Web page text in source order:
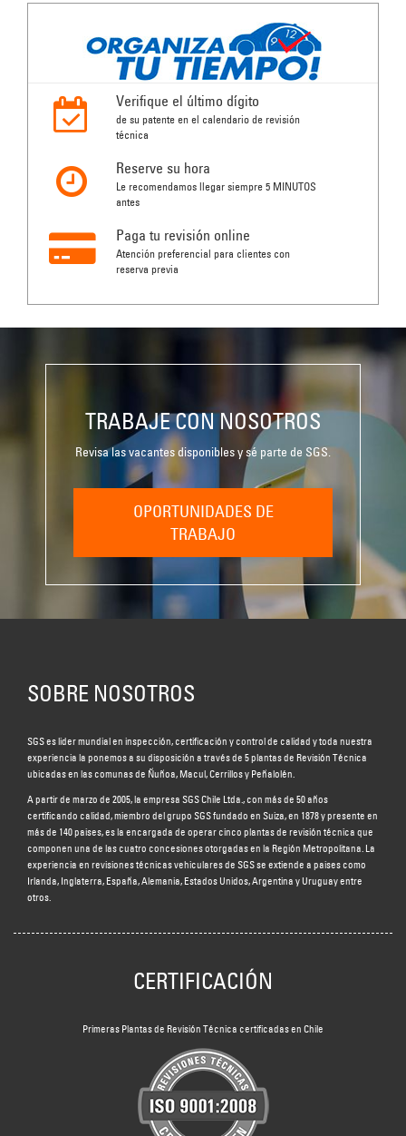
Verifique el último dígito
de su patente en el calendario de revisión
técnica
Reserve su hora
Le recomendamos llegar siempre 5 MINUTOS
antes
Paga tu revisión online
Atención preferencial para clientes con
reserva previa
TRABAJE CON NOSOTROS
Revisa las vacantes disponibles y sé parte de SGS.
OPORTUNIDADES DE
TRABAJO
SOBRE NOSOTROS
SGS es líder mundial en inspección, certificación y control de calidad y toda nuestra
experiencia la ponemos a su disposición a través de 5 plantas de Revisión Técnica
ubicadas en las comunas de Ñuñoa, Macul, Cerrillos y Peñalolén.
A partir de marzo de 2005, la empresa SGS Chile Ltda., con más de 50 años
certificando calidad, miembro del grupo SGS fundado en Suiza, en 1878 y presente en
más de 140 países, es la encargada de operar cinco plantas de revisión técnica que
componen una de las cuatro concesiones otorgadas en la Región Metropolitana. La
experiencia en revisiones técnicas vehiculares de SGS se extiende a países como
Irlanda, Inglaterra, España, Alemania, Estados Unidos, Argentina y Uruguay entre
otros.
CERTIFICACIÓN
Primeras Plantas de Revisión Técnica certificadas en Chile